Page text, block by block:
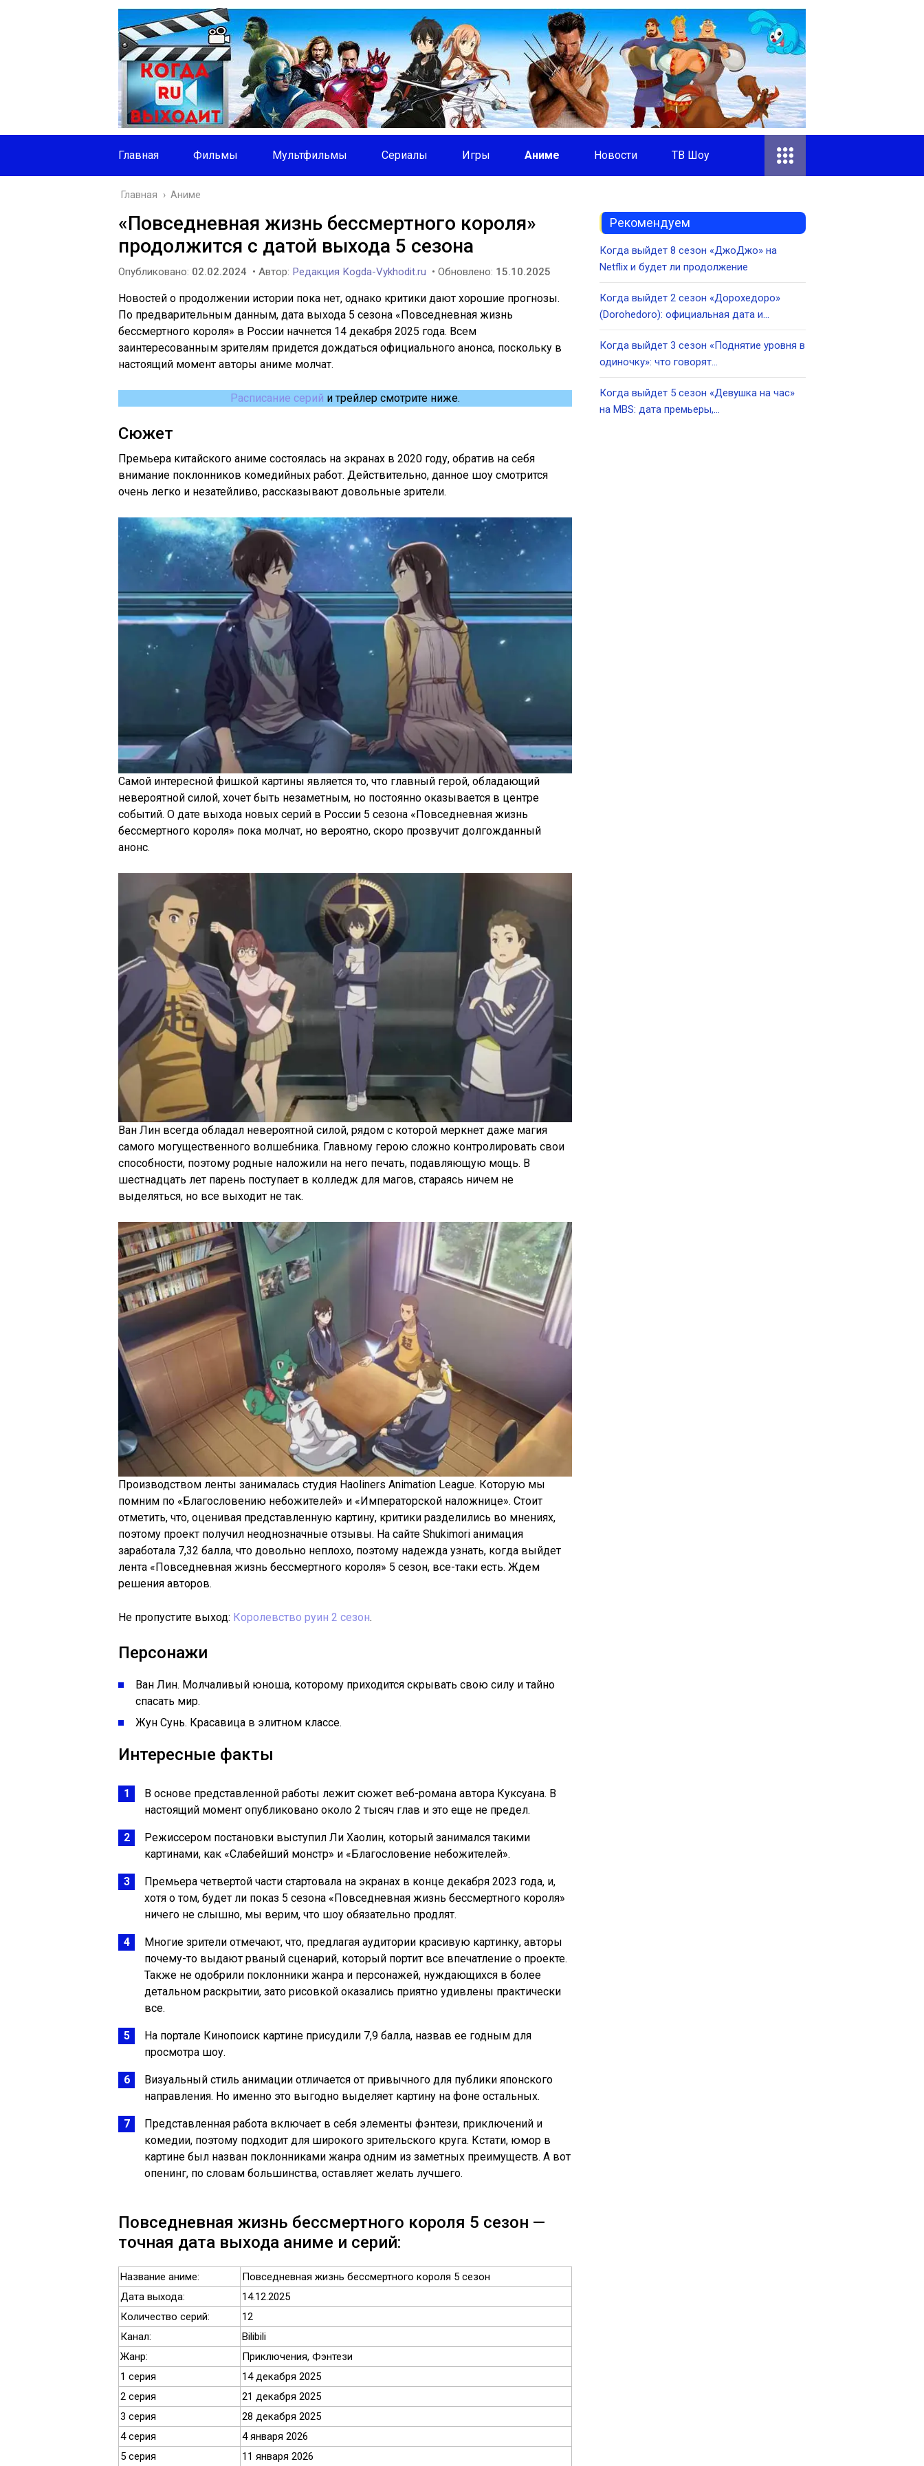
Главная Фильмы Мультфильмы Сериалы Игры Аниме Новости ТВ Шоу
Главная › Аниме
«Повседневная жизнь бессмертного короля»
продолжится с датой выхода 5 сезона
Опубликовано: 02.02.2024 • Автор: Редакция Kogda-Vykhodit.ru • Обновлено: 15.10.2025
Новостей о продолжении истории пока нет, однако критики дают хорошие прогнозы.
По предварительным данным, дата выхода 5 сезона «Повседневная жизнь
бессмертного короля» в России начнется 14 декабря 2025 года. Всем
заинтересованным зрителям придется дождаться официального анонса, поскольку в
настоящий момент авторы аниме молчат.
Расписание серий и трейлер смотрите ниже.
Сюжет
Премьера китайского аниме состоялась на экранах в 2020 году, обратив на себя
внимание поклонников комедийных работ. Действительно, данное шоу смотрится
очень легко и незатейливо, рассказывают довольные зрители.
Самой интересной фишкой картины является то, что главный герой, обладающий
невероятной силой, хочет быть незаметным, но постоянно оказывается в центре
событий. О дате выхода новых серий в России 5 сезона «Повседневная жизнь
бессмертного короля» пока молчат, но вероятно, скоро прозвучит долгожданный
анонс.
Ван Лин всегда обладал невероятной силой, рядом с которой меркнет даже магия
самого могущественного волшебника. Главному герою сложно контролировать свои
способности, поэтому родные наложили на него печать, подавляющую мощь. В
шестнадцать лет парень поступает в колледж для магов, стараясь ничем не
выделяться, но все выходит не так.
Производством ленты занималась студия Haoliners Animation League. Которую мы
помним по «Благословению небожителей» и «Императорской наложнице». Стоит
отметить, что, оценивая представленную картину, критики разделились во мнениях,
поэтому проект получил неоднозначные отзывы. На сайте Shukimori анимация
заработала 7,32 балла, что довольно неплохо, поэтому надежда узнать, когда выйдет
лента «Повседневная жизнь бессмертного короля» 5 сезон, все-таки есть. Ждем
решения авторов.
Не пропустите выход: Королевство руин 2 сезон.
Персонажи
Ван Лин. Молчаливый юноша, которому приходится скрывать свою силу и тайно
спасать мир.
Жун Сунь. Красавица в элитном классе.
Интересные факты
В основе представленной работы лежит сюжет веб-романа автора Куксуана. В
настоящий момент опубликовано около 2 тысяч глав и это еще не предел.
Режиссером постановки выступил Ли Хаолин, который занимался такими
картинами, как «Слабейший монстр» и «Благословение небожителей».
Премьера четвертой части стартовала на экранах в конце декабря 2023 года, и,
хотя о том, будет ли показ 5 сезона «Повседневная жизнь бессмертного короля»
ничего не слышно, мы верим, что шоу обязательно продлят.
Многие зрители отмечают, что, предлагая аудитории красивую картинку, авторы
почему-то выдают рваный сценарий, который портит все впечатление о проекте.
Также не одобрили поклонники жанра и персонажей, нуждающихся в более
детальном раскрытии, зато рисовкой оказались приятно удивлены практически
все.
На портале Кинопоиск картине присудили 7,9 балла, назвав ее годным для
просмотра шоу.
Визуальный стиль анимации отличается от привычного для публики японского
направления. Но именно это выгодно выделяет картину на фоне остальных.
Представленная работа включает в себя элементы фэнтези, приключений и
комедии, поэтому подходит для широкого зрительского круга. Кстати, юмор в
картине был назван поклонниками жанра одним из заметных преимуществ. А вот
опенинг, по словам большинства, оставляет желать лучшего.
Повседневная жизнь бессмертного короля 5 сезон —
точная дата выхода аниме и серий:
Название аниме:
Повседневная жизнь бессмертного короля 5 сезон
Дата выхода:
14.12.2025
Количество серий:
12
Канал:
Bilibili
Жанр:
Приключения, Фэнтези
1 серия
14 декабря 2025
2 серия
21 декабря 2025
3 серия
28 декабря 2025
4 серия
4 января 2026
5 серия
11 января 2026
Рекомендуем
Когда выйдет 8 сезон «ДжоДжо» на
Netflix и будет ли продолжение
Когда выйдет 2 сезон «Дорохедоро»
(Dorohedoro): официальная дата и…
Когда выйдет 3 сезон «Поднятие уровня в
одиночку»: что говорят…
Когда выйдет 5 сезон «Девушка на час»
на MBS: дата премьеры,…